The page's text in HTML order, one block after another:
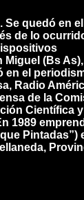
Se quedó en
de lo
(Bs
en el
Radio
de la
Científica y
1989
Pintadas”)